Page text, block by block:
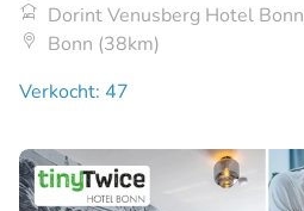
Dorint Venusberg Hotel Bonn
Bonn (38km)
Verkocht: 47